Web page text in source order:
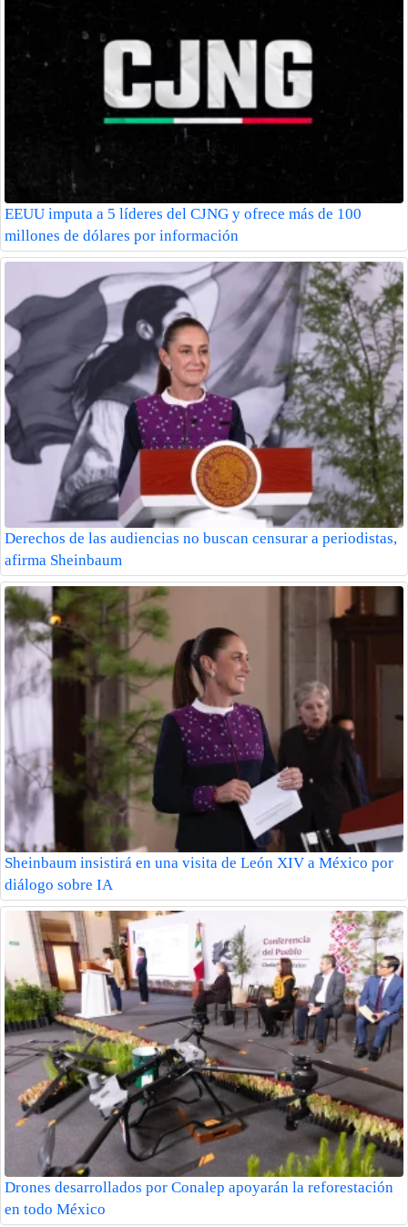
EEUU imputa a 5 líderes del CJNG y ofrece más de 100
millones de dólares por información
Derechos de las audiencias no buscan censurar a periodistas,
afirma Sheinbaum
Sheinbaum insistirá en una visita de León XIV a México por
diálogo sobre IA
Drones desarrollados por Conalep apoyarán la reforestación
en todo México